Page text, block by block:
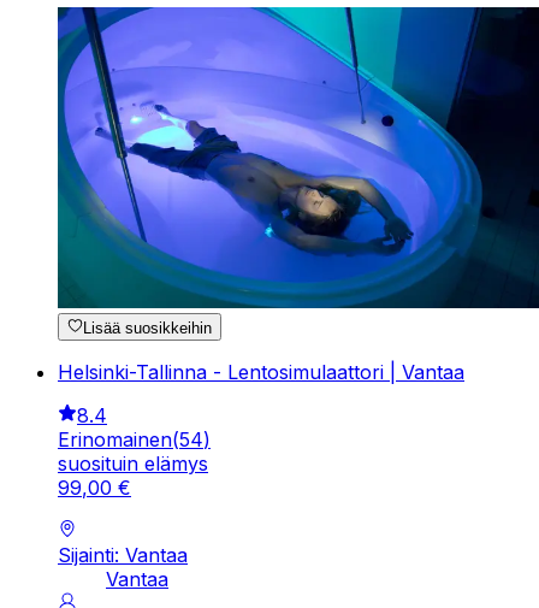
Lisää suosikkeihin
Helsinki-Tallinna - Lentosimulaattori | Vantaa
8.4
Erinomainen(54)
suosituin elämys
99,00 €
Sijainti: Vantaa
Vantaa